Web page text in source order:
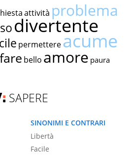
attività problema
divertente
permettereacume
fare bello amore paura
SAPERE
SINONIMI E CONTRARI
Libertà
Facile